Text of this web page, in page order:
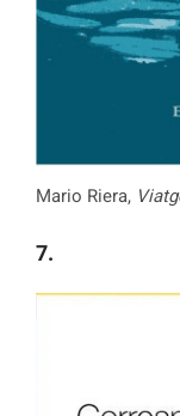
Mario Riera,
7.